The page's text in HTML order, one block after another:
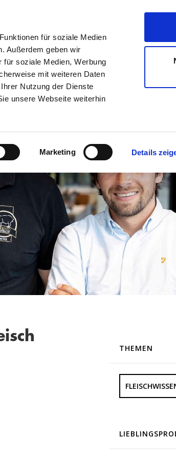
für soziale Medien
Außerdem geben wir
für soziale Medien, Werbung
mit weiteren Daten
Nutzung der Dienste
unsere Webseite weiterhin
Marketing Details
MAGAZIN SHOP
THEMEN